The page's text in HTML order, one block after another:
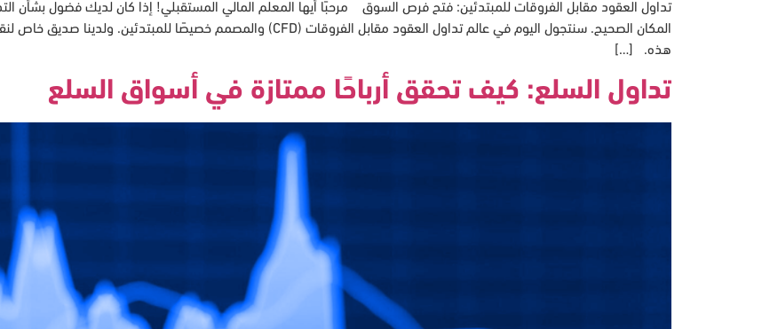
تداول العقود مقابل الفروقات للمبتدئين: فتح فرص السوق مرحبًا أيها المعلم المالي المستقبلي! إذا كان لديك فضول بشأن
هذه. […]
تداول السلع: كيف تحقق أرباحًا ممتازة في أسواق السلع